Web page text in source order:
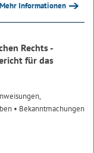
Mehr Informationen
Rechts -
für das
• Bekanntmachungen